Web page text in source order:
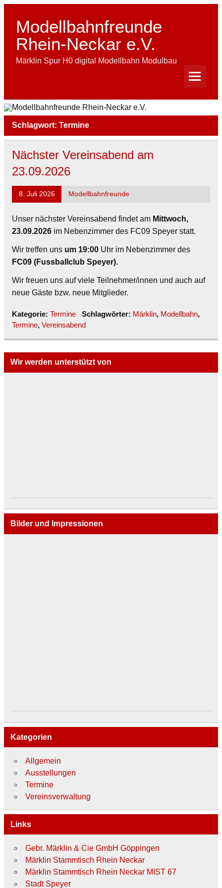
Skip
contentModellbahnfreunde
Rhein-Neckar e.V.
Märklin Spur H0 digital Modellbahn Modulbau
Schlagwort: Termine
Nächster Vereinsabend am
23.09.2026
8. Juli 2026 Modellbahnfreunde
Unser nächster Vereinsabend findet am Mittwoch,
23.09.2026 im Nebenzimmer des FC09 Speyer statt.
Wir treffen uns um 19:00 Uhr im Nebenzimmer des
FC09 (Fussballclub Speyer).
Wir freuen uns auf viele Teilnehmer/innen und auch auf
neue Gäste bzw. neue Mitglieder.
Kategorie: Termine Schlagwörter: Märklin, Modellbahn,
Termine, Vereinsabend
Wir werden unterstützt von
Bilder und Impressionen
Kategorien
Allgemein
Ausstellungen
Termine
Vereinsverwaltung
Links
Gebr. Märklin & Cie GmbH Göppingen
Märklin Stammtisch Rhein Neckar
Märklin Stammtisch Rhein Neckar MIST 67
Stadt Speyer